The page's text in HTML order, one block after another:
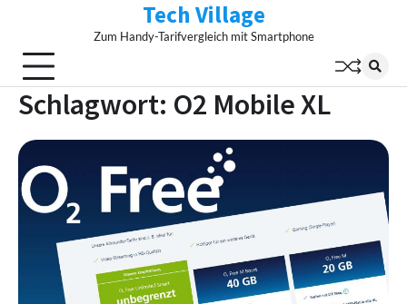
content
Tech Village
Zum Handy-Tarifvergleich mit Smartphone
Schlagwort: O2 Mobile XL